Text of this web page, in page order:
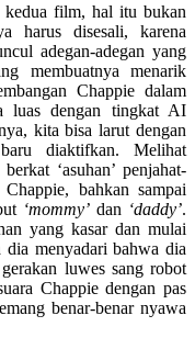
kedua film, hal itu bukan
harus disesali, karena
adegan-adegan yang
membuatnya menarik
Chappie dalam
luas dengan tingkat AI
kita bisa larut dengan
diaktifkan. Melihat
‘asuhan’ penjahat-
bahkan sampai
‘mommy’ dan ‘daddy’.
yang kasar dan mulai
menyadari bahwa dia
luwes sang robot
Chappie dengan pas
benar-benar nyawa